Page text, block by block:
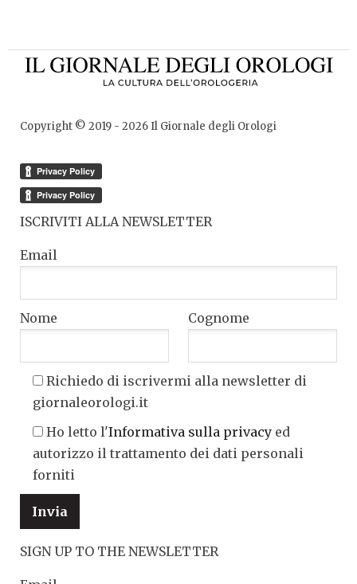
Copyright © 2019 - 2026Il Giornale degli Orologi
ISCRIVITI ALLA NEWSLETTER
Email
Nome Cognome
Richiedo di iscrivermi alla newsletter di
giornaleorologi.it
Ho letto l'Informativa sulla privacy ed
autorizzo il trattamento dei dati personali
forniti
SIGN UP TO THE NEWSLETTER